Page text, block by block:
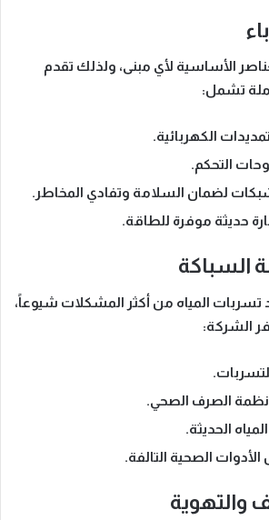
الأساسية لأي مبنى، ولذلك تقدم
تشمل:
الكهربائية.
التحكم.
لضمان السلامة وتفادي المخاطر.
حديثة موفرة للطاقة.
تسربات المياه من أكثر المشكلات شيوعاً،
الشركة:
الصرف الصحي.
الحديثة.
الصحية التالفة.